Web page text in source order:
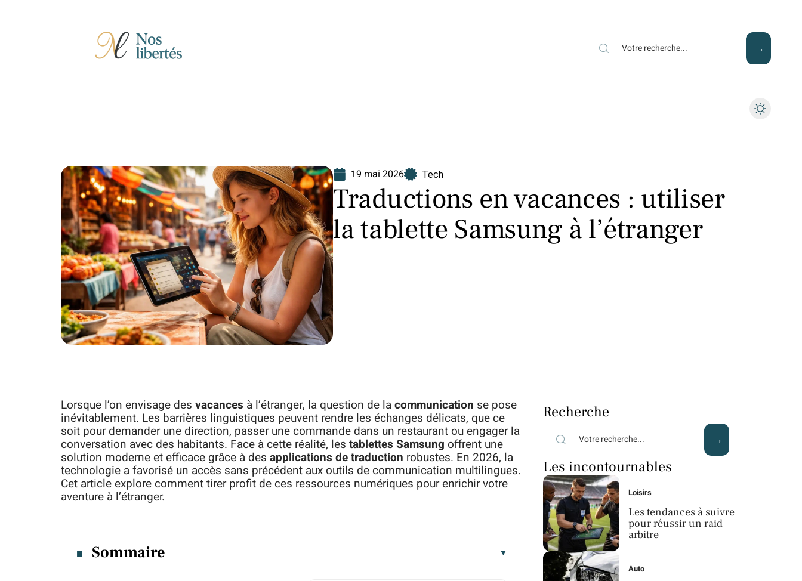
19 mai 2026 Tech
Traductions en vacances : utiliser
la tablette Samsung à l’étranger
Lorsque l’on envisage des vacances à l’étranger, la question de lacommunication se pose
inévitablement. Les barrières linguistiques peuvent rendre les échanges délicats, que ce
soit pour demander une direction, passer une commande dans un restaurant ou engager la
conversation avec des habitants. Face à cette réalité, les tablettes Samsung offrent une
solution moderne et efficace grâce à des applications de traduction robustes. En 2026, la
technologie a favorisé un accès sans précédent aux outils de communication multilingues.
Cet article explore comment tirer profit de ces ressources numériques pour enrichir votre
aventure à l’étranger.
Sommaire
Recherche
Les incontournables
Loisirs
Les tendances à suivre
pour réussir un raid
arbitre
Auto